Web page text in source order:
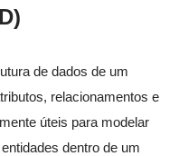
de dados de um
relacionamentos e
úteis para modelar
dentro de um